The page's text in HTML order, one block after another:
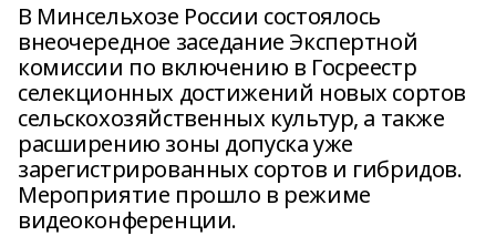
В Минсельхозе России состоялось
внеочередное заседание Экспертной
комиссии по включению в Госреестр
селекционных достижений новых сортов
сельскохозяйственных культур, а также
расширению зоны допуска уже
зарегистрированных сортов и гибридов.
Мероприятие прошло в режиме
видеоконференции.